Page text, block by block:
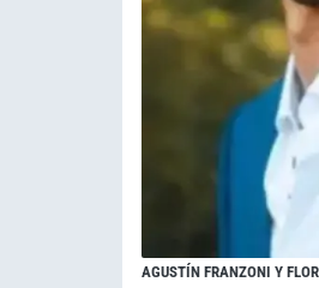
AGUSTÍN FRANZONI Y